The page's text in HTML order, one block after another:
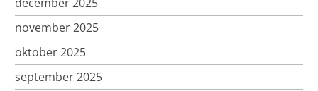
november 2025
oktober 2025
september 2025